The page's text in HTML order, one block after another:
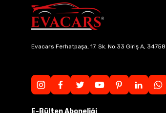
Evacars Ferhatpaşa, 17. Sk. No:33 Giriş A,
E-Bülten Aboneliği